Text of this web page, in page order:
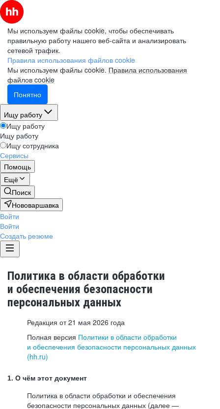
Мы используем файлы cookie, чтобы обеспечивать
правильную работу нашего веб-сайта и анализировать
сетевой трафик.
Правила использования файлов cookie
Мы используем файлы cookie. Правила использования
файлов cookie
Понятно
Ищу работу
Ищу работу
Ищу работу
Ищу сотрудника
Сервисы
Помощь
Ещё
Поиск
Нововаршавка
Войти
Войти
Создать резюме
Политика в области обработки
и обеспечения безопасности
персональных данных
Редакция от 21 мая 2026 года
Полная версия Политики в области обработки
и обеспечения безопасности персональных данных
(hh.ru)
1. О чём этот документ
Политика в области обработки и обеспечения
безопасности персональных данных (далее —